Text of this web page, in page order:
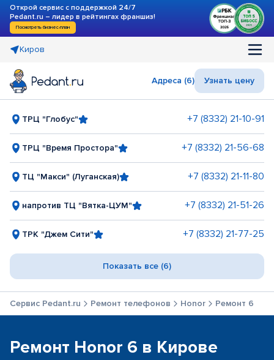
Открой сервис с поддержкой 24/7
Pedant.ru – лидер в рейтингах франшиз!
Посмотреть бизнес-план
Киров
Адреса (6) Узнать цену
ТРЦ "Глобус" +7 (8332) 21-10-91
ТРЦ "Время Простора" +7 (8332) 21-56-68
ТЦ "Макси" (Луганская) +7 (8332) 21-11-80
напротив ТЦ "Вятка-ЦУМ" +7 (8332) 21-51-26
ТРК "Джем Сити" +7 (8332) 21-77-25
Показать все (6)
Сервис Pedant.ru Ремонт телефонов Honor Ремонт 6
Ремонт Honor 6 в Кирове